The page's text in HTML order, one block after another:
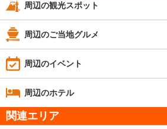
周辺の観光スポット
周辺のご当地グルメ
周辺のイベント
周辺のホテル
関連エリア